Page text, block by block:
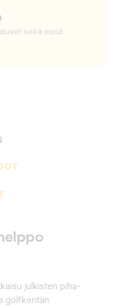
sekä muut
julkisten piha-
golfkentän